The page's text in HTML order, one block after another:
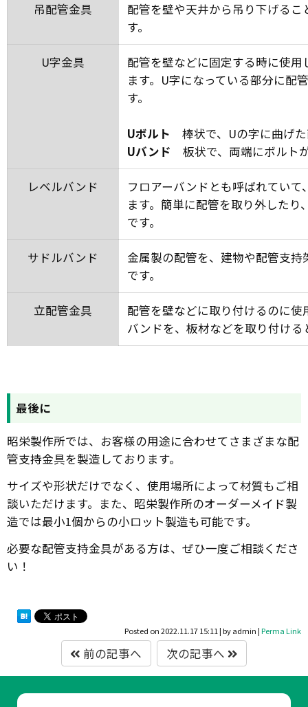
吊配管金具
配管を壁や天井から吊り下げる
す。
U字金具
配管を壁などに固定する時に使
ます。U字になっている部分に配
す。
Uボルト棒状で、Uの字に曲げ
Uバンド板状で、両端にボルト
レベルバンド
フロアーバンドとも呼ばれてい
ます。簡単に配管を取り外した
です。
サドルバンド
金属製の配管を、建物や配管支
です。
立配管金具
配管を壁などに取り付けるのに
バンドを、板材などを取り付け
最後に
昭栄製作所では、お客様の用途に合わせてさまざまな配
管支持金具を製造しております。
サイズや形状だけでなく、使用場所によって材質もご相
談いただけます。また、昭栄製作所のオーダーメイド製
造では最小1個からの小ロット製造も可能です。
必要な配管支持金具がある方は、ぜひ一度ご相談くださ
い！
Posted on2022.11.17 15:11| byadmin |Perma Link
前の記事へ 次の記事へ